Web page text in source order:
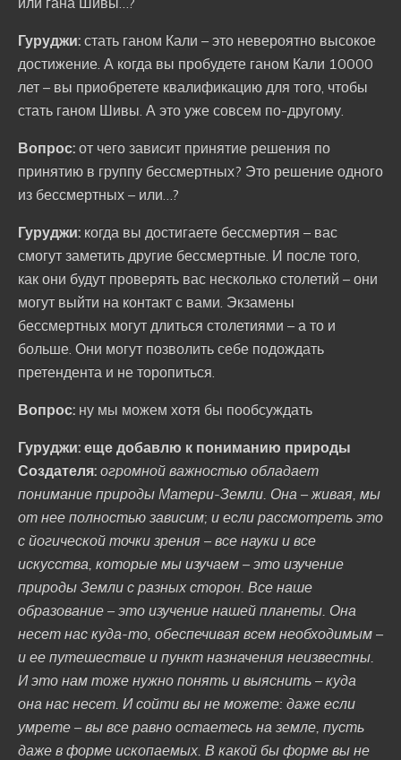
Гуруджи: стать ганом Кали – это невероятно высокое
достижение. А когда вы пробудете ганом Кали 10000
лет – вы приобретете квалификацию для того, чтобы
стать ганом Шивы. А это уже совсем по-другому.
Вопрос: от чего зависит принятие решения по
принятию в группу бессмертных? Это решение одного
из бессмертных – или…?
Гуруджи: когда вы достигаете бессмертия – вас
смогут заметить другие бессмертные. И после того,
как они будут проверять вас несколько столетий – они
могут выйти на контакт с вами. Экзамены
бессмертных могут длиться столетиями – а то и
больше. Они могут позволить себе подождать
претендента и не торопиться.
Вопрос: ну мы можем хотя бы пообсуждать
Гуруджи: еще добавлю к пониманию природы
Создателя: огромной важностью обладает
понимание природы Матери-Земли. Она – живая, мы
от нее полностью зависим; и если рассмотреть это
с йогической точки зрения – все науки и все
искусства, которые мы изучаем – это изучение
природы Земли с разных сторон. Все наше
образование – это изучение нашей планеты. Она
несет нас куда-то, обеспечивая всем необходимым –
и ее путешествие и пункт назначения неизвестны.
И это нам тоже нужно понять и выяснить – куда
она нас несет. И сойти вы не можете: даже если
умрете – вы все равно остаетесь на земле, пусть
даже в форме ископаемых. В какой бы форме вы не